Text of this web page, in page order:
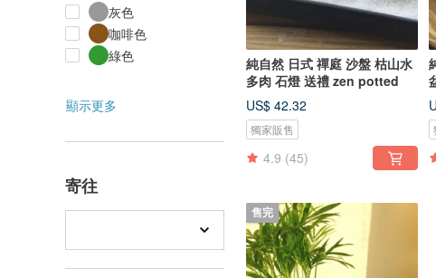
灰色
咖啡色
綠色
顯示更多
寄往
純自然 日式 禪庭 沙盤 枯山水
多肉 石燈 送禮 zen potted
US$ 42.32
獨家販售
4.9 (45)
售完